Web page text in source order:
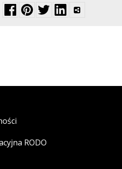
RODO